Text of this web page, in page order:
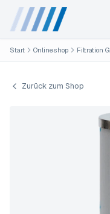
Start Onlineshop Filtration
Zurück zum Shop